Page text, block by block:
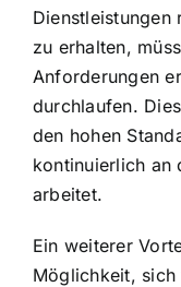
Dienstleistungen
zu erhalten,
Anforderungen
durchlaufen.
den hohen
kontinuierlich an
arbeitet.
Ein weiterer
Möglichkeit, sich